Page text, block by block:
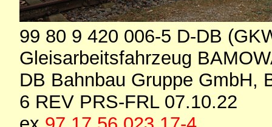
99 80 9 420 006-5 D-DB
Gleisarbeitsfahrzeug
DB Bahnbau Gruppe GmbH,
6 REV PRS-FRL 07.10.22